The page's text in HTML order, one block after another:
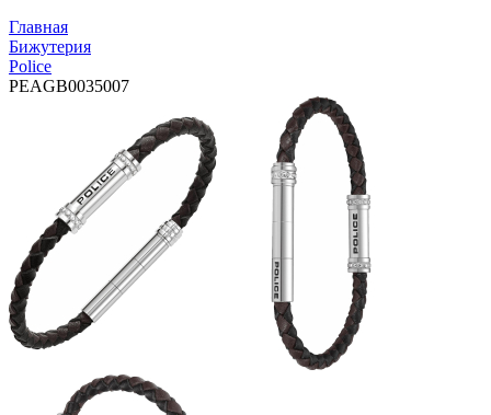
Главная
Бижутерия
Police
PEAGB0035007